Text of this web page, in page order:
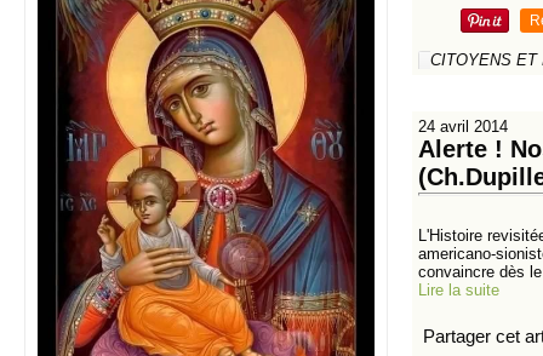
CITOYENS ET
24 avril 2014
Alerte !
L'Histoire
americano-
convaincre dès
Lire la suite
Partager cet